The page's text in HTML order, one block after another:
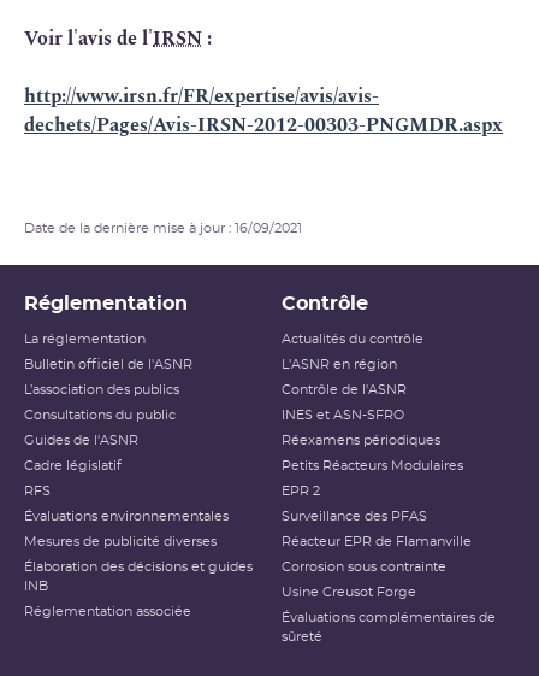
Voir l'avis de l'IRSN :
http://www.irsn.fr/FR/expertise/avis/avis-
dechets/Pages/Avis-IRSN-2012-00303-PNGMDR.aspx
Date de la dernière mise à jour : 16/09/2021
Réglementation
La réglementation
Bulletin officiel de l'ASNR
L’association des publics
Consultations du public
Guides de l'ASNR
Cadre législatif
RFS
Évaluations environnementales
Mesures de publicité diverses
Élaboration des décisions et guides
INB
Réglementation associée
Contrôle
Actualités du contrôle
L'ASNR en région
Contrôle de l'ASNR
INES et ASN-SFRO
Réexamens périodiques
Petits Réacteurs Modulaires
EPR 2
Surveillance des PFAS
Réacteur EPR de Flamanville
Corrosion sous contrainte
Usine Creusot Forge
Évaluations complémentaires de
sûreté